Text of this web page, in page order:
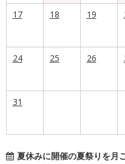
17
18 19
24 25 26
31
夏休みに開催の夏祭りを月